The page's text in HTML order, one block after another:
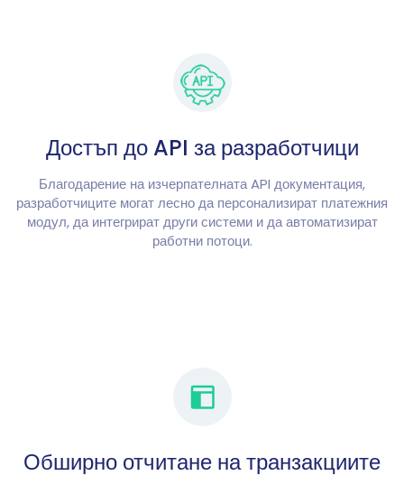
Достъп до API за разработчици
Благодарение на изчерпателната API документация,
разработчиците могат лесно да персонализират платежния
модул, да интегрират други системи и да автоматизират
работни потоци.
Обширно отчитане на транзакциите